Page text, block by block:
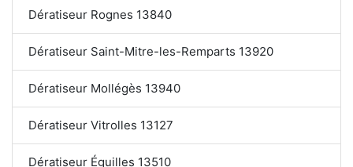
Dératiseur Rognes 13840
Dératiseur Saint-Mitre-les-Remparts 13920
Dératiseur Mollégès 13940
Dératiseur Vitrolles 13127
Dératiseur Éguilles 13510